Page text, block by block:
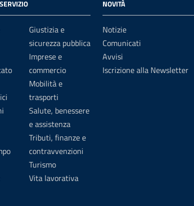
Giustizia e
sicurezza pubblica
Imprese e
commercio
Mobilità e
trasporti
Salute, benessere
e assistenza
Tributi, finanze e
contravvenzioni
Turismo
Vita lavorativa
NOVITÀ
Notizie
Comunicati
Avvisi
Iscrizione alla Newsletter